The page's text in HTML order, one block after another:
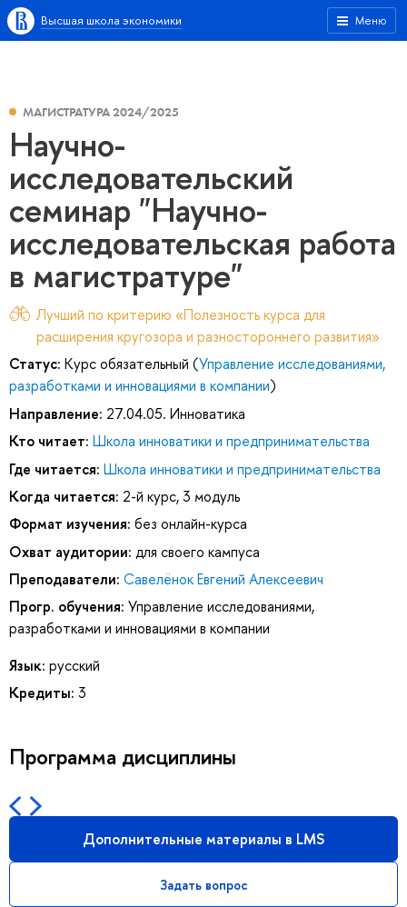
Меню
Высшая школа экономики
МАГИСТРАТУРА 2024/2025
Научно-
исследовательский
семинар "Научно-
исследовательская работа
в магистратуре"
Лучший по критерию «Полезность курса для
расширения кругозора и разностороннего развития»
Статус: Курс обязательный (Управление исследованиями,
разработками и инновациями в компании)
Направление: 27.04.05. Инноватика
Кто читает: Школа инноватики и предпринимательства
Где читается: Школа инноватики и предпринимательства
Когда читается: 2-й курс, 3 модуль
Формат изучения: без онлайн-курса
Охват аудитории: для своего кампуса
Преподаватели: Савелёнок Евгений Алексеевич
Прогр. обучения: Управление исследованиями,
разработками и инновациями в компании
Язык: русский
Кредиты: 3
Программа дисциплины
Дополнительные материалы в LMS
Задать вопрос